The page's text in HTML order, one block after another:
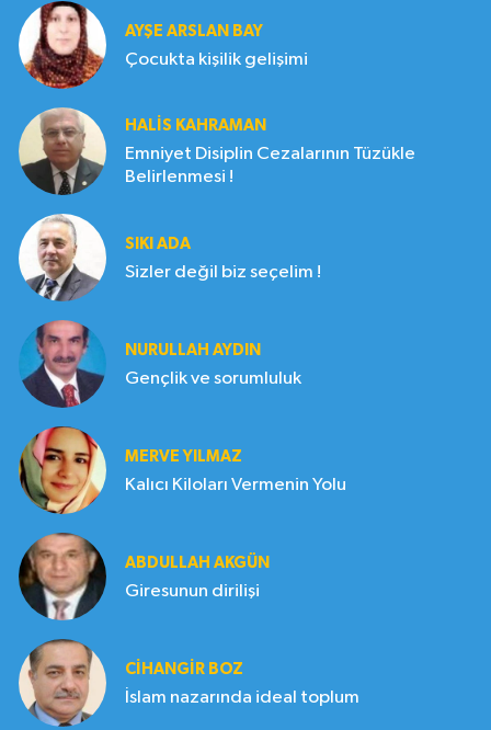
AYŞE ARSLAN BAY
Çocukta kişilik gelişimi
HALIS KAHRAMAN
Emniyet Disiplin Cezalarının Tüzükle
Belirlenmesi !
SIKI ADA
Sizler değil biz seçelim !
NURULLAH AYDIN
Gençlik ve sorumluluk
MERVE YILMAZ
Kalıcı Kiloları Vermenin Yolu
ABDULLAH AKGÜN
Giresunun dirilişi
CIHANGIR BOZ
İslam nazarında ideal toplum